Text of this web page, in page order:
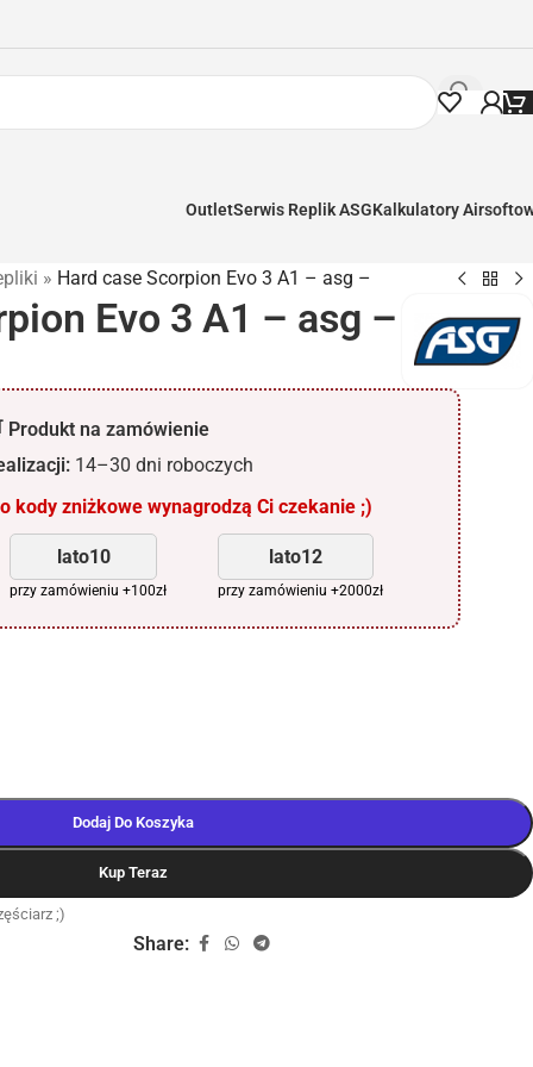
OutletSerwis Replik ASGKalkulatory
» Hard case Scorpion Evo 3 A1 – asg –
Evo 3 A1 – asg –
Produkt na zamówienie
14–30 dni roboczych
kody zniżkowe wynagrodzą Ci czekanie ;)
lato10
przy zamówieniu +100zł
lato12
przy zamówieniu +2000zł
Dodaj Do Koszyka
Kup Teraz
;)
Share: